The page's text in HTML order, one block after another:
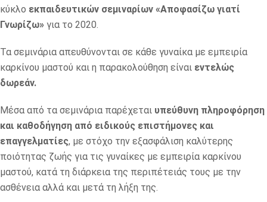
κύκλο εκπαιδευτικών σεμιναρίων «Αποφασίζω γιατί
Γνωρίζω» για το 2020.
Τα σεμινάρια απευθύνονται σε κάθε γυναίκα με εμπειρία
καρκίνου μαστού και η παρακολούθηση είναι εντελώς
δωρεάν.
Μέσα από τα σεμινάρια παρέχεται υπεύθυνη πληροφόρηση
και καθοδήγηση από ειδικούς επιστήμονες και
επαγγελματίες, με στόχο την εξασφάλιση καλύτερης
ποιότητας ζωής για τις γυναίκες με εμπειρία καρκίνου
μαστού, κατά τη διάρκεια της περιπέτειάς τους με την
ασθένεια αλλά και μετά τη λήξη της.